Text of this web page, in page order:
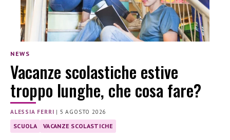
NEWS
Vacanze scolastiche estive
troppo lunghe, che cosa fare?
ALESSIA FERRI | 5 AGOSTO 2026
SCUOLA VACANZE SCOLASTICHE